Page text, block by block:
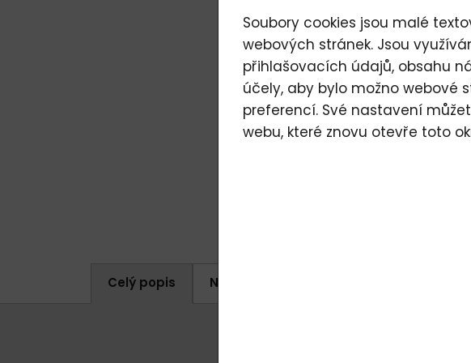
Celý popis Napište nám (odpovědí 4)
Soubory cookies jsou malé
webových stránek. Jsou
přihlašovacích údajů, obsahu
účely, aby bylo možno webové
preferencí. Své nastavení
webu, které znovu otevře toto